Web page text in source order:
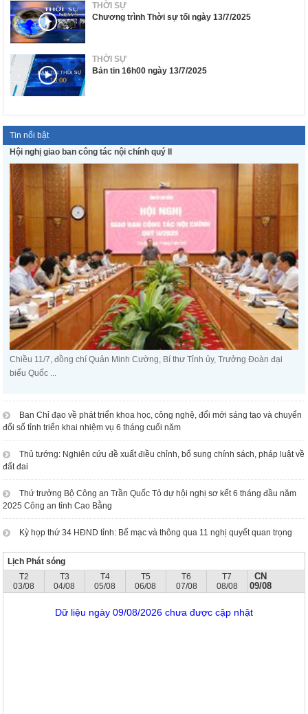
THỜI SỰ
Chương trình Thời sự tối ngày 13/7/2025
THỜI SỰ
Bản tin 16h00 ngày 13/7/2025
Tin nổi bật
Hội nghị giao ban công tác nội chính quý II
Chiều 11/7, đồng chí Quản Minh Cường, Bí thư Tỉnh ủy, Trưởng Đoàn đại
biểu Quốc ...
Ban Chỉ đạo về phát triển khoa học, công nghệ, đổi mới sáng tạo và chuyển
đổi số tỉnh triển khai nhiệm vụ 6 tháng cuối năm
Thủ tướng: Nghiên cứu đề xuất điều chỉnh, bổ sung chính sách, pháp luật về
đất đai
Thứ trưởng Bộ Công an Trần Quốc Tỏ dự hội nghị sơ kết 6 tháng đầu năm
2025 Công an tỉnh Cao Bằng
Kỳ họp thứ 34 HĐND tỉnh: Bế mạc và thông qua 11 nghị quyết quan trọng
Lịch Phát sóng
T2
03/08
T3
04/08
T4
05/08
T5
06/08
T6
07/08
T7
08/08
CN
09/08
Dữ liệu ngày 09/08/2026 chưa được cập nhật